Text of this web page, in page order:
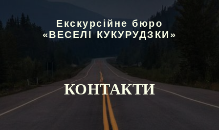
Екскурсійне бюро
«ВЕСЕЛІ КУКУРУДЗКИ»
КОНТАКТИ